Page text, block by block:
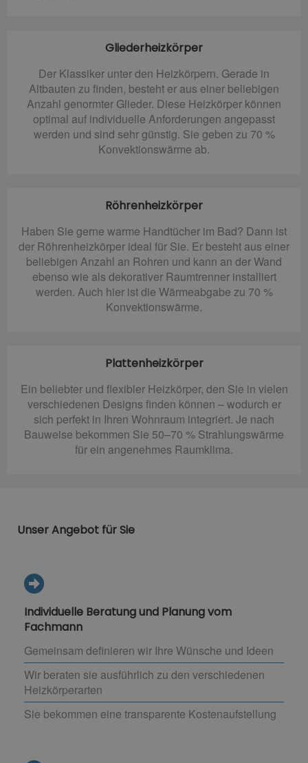
Gliederheizkörper
Der Klassiker unter den Heizkörpern. Gerade in
Altbauten zu finden, besteht er aus einer beliebigen
Anzahl genormter Glieder. Diese Heizkörper können
optimal auf individuelle Anforderungen angepasst
werden und sind sehr günstig. Sie geben zu 70 %
Konvektionswärme ab.
Röhrenheizkörper
Haben Sie gerne warme Handtücher im Bad? Dann ist
der Röhrenheizkörper ideal für Sie. Er besteht aus einer
beliebigen Anzahl an Rohren und kann an der Wand
ebenso wie als dekorativer Raumtrenner installiert
werden. Auch hier ist die Wärmeabgabe zu 70 %
Konvektionswärme.
Plattenheizkörper
Ein beliebter und flexibler Heizkörper, den Sie in vielen
verschiedenen Designs finden können – wodurch er
sich perfekt in Ihren Wohnraum integriert. Je nach
Bauweise bekommen Sie 50–70 % Strahlungswärme
für ein angenehmes Raumklima.
Unser Angebot für Sie
Individuelle Beratung und Planung vom
Fachmann
Gemeinsam definieren wir Ihre Wünsche und Ideen
Wir beraten sie ausführlich zu den verschiedenen
Heizkörperarten
Sie bekommen eine transparente Kostenaufstellung